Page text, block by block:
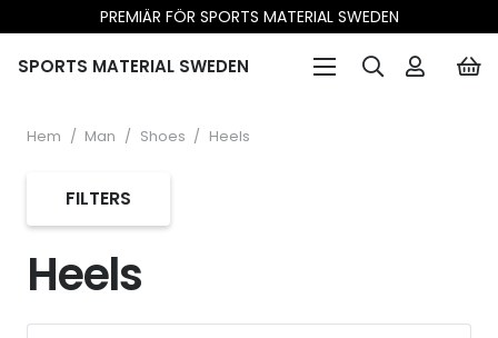
PREMIÄR FÖR SPORTS MATERIAL SWEDEN
SPORTS MATERIAL SWEDEN
Hem / Man / Shoes / Heels
Heels
FILTERS